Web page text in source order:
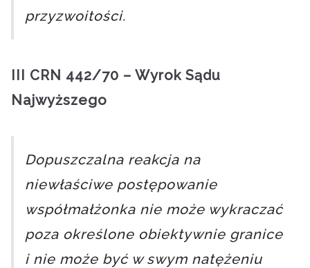
przyzwoitości.
III CRN 442/70 – Wyrok Sądu
Najwyższego
Dopuszczalna reakcja na
niewłaściwe postępowanie
współmałżonka nie może wykraczać
poza określone obiektywnie granice
i nie może być w swym natężeniu